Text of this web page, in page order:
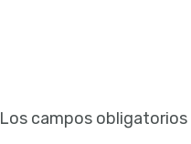
Los campos